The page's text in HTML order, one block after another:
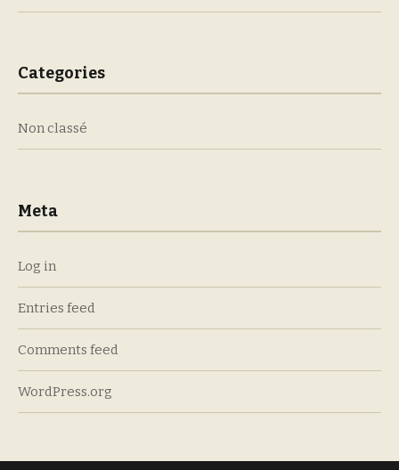
Categories
Non classé
Meta
Log in
Entries feed
Comments feed
WordPress.org